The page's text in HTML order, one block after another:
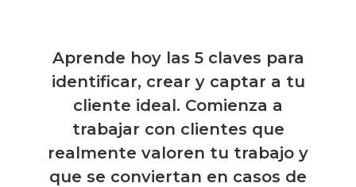
Aprende hoy las 5 claves para
identificar, crear y captar a tu
cliente ideal. Comienza a
trabajar con clientes que
realmente valoren tu trabajo y
que se conviertan en casos de